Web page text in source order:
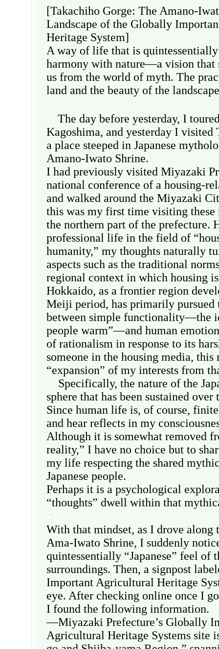
[Takachiho Gorge: The Amano-
Landscape of the Globally
Heritage System]
A way of life that is quintessentially
harmony with nature—a vision that
us from the world of myth. The
land and the beauty of the
The day before yesterday, I
Kagoshima, and yesterday I
a place steeped in Japanese
Amano-Iwato Shrine.
I had previously visited Miyazaki
national conference of a housing-
and walked around the Miyazaki
this was my first time visiting
the northern part of the prefecture.
professional life in the field of
humanity,” my thoughts naturally
aspects such as the traditional
regional context in which housing
Hokkaido, as a frontier region
Meiji period, has primarily pursued
between simple functionality—the
people warm”—and human
of rationalism in response to its
someone in the housing media, this
“expansion” of my interests from
Specifically, the nature of the
sphere that has been sustained over
Since human life is, of course,
and hear reflects in my
Although it is somewhat removed
reality,” I have no choice but to
my life respecting the shared
Japanese people.
Perhaps it is a psychological
“thoughts” dwell within that
With that mindset, as I drove along
Ama-Iwato Shrine, I suddenly
quintessentially “Japanese” feel of
surroundings. Then, a signpost
Important Agricultural Heritage
eye. After checking online once I
I found the following information.
—Miyazaki Prefecture’s Globally
Agricultural Heritage Systems site